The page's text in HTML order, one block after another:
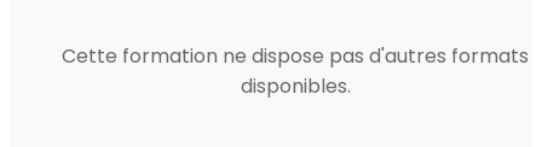
Cette formation ne dispose pas d'autres formats
disponibles.